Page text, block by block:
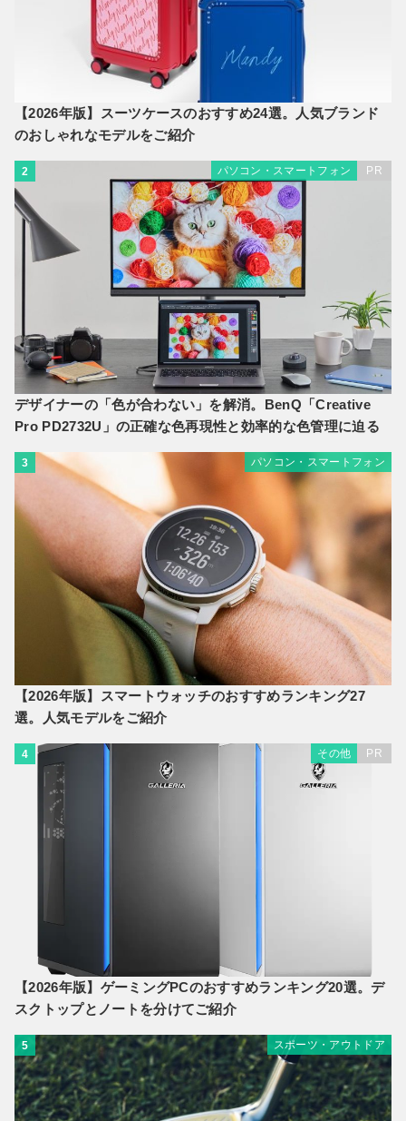
【2026年版】スーツケースのおすすめ24選。人気ブランド
のおしゃれなモデルをご紹介
2 パソコン・スマートフォン PR
デザイナーの「色が合わない」を解消。BenQ「Creative
Pro PD2732U」の正確な色再現性と効率的な色管理に迫る
3 パソコン・スマートフォン
【2026年版】スマートウォッチのおすすめランキング27
選。人気モデルをご紹介
4 その他 PR
【2026年版】ゲーミングPCのおすすめランキング20選。デ
スクトップとノートを分けてご紹介
5 スポーツ・アウトドア